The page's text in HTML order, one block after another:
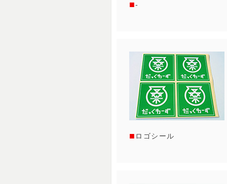
-
ロゴシール